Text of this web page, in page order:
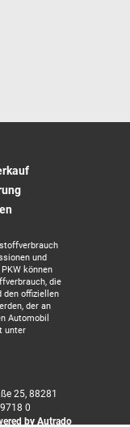
und
können
die
den offiziellen
der an
Automobil
unter
25, 88281
0
by Autrado